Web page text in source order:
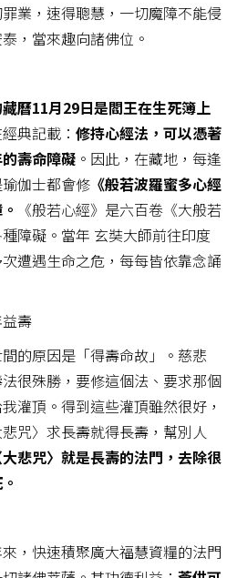
業，速得聰慧，一切魔障不能侵
，當來趣向諸佛位。
曆11月29日是閻王在生死簿上
經典記載： 修持心經法，可以憑著
壽命障礙 。因此，在藏地，每逢
伽士都會修 《般若波羅蜜多心經
《般若心經》是六百卷《大般若
障礙。當年 玄奘大師前往印度
遭遇生命之危，每每皆依靠念誦
壽
間的原因是「得壽命故」。慈悲
很殊勝，要修這個法、要求那個
灌頂。得到這些灌頂雖然很好，
咒〉求長壽就得長壽，幫別人
大悲咒〉就是長壽的法門，去除很
，快速積聚廣大福慧資糧的法門